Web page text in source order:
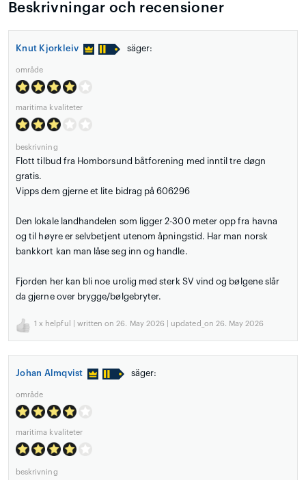
Beskrivningar och recensioner
Knut Kjorkleiv säger:
område
maritima kvaliteter
beskrivning
Flott tilbud fra Homborsund båtforening med inntil tre døgn
gratis.
Vipps dem gjerne et lite bidrag på 606296
Den lokale landhandelen som ligger 2-300 meter opp fra havna
og til høyre er selvbetjent utenom åpningstid. Har man norsk
bankkort kan man låse seg inn og handle.
Fjorden her kan bli noe urolig med sterk SV vind og bølgene slår
da gjerne over brygge/bølgebryter.
1 x helpful | written on 26. May 2026 | updated_on 26. May 2026
Johan Almqvist säger:
område
maritima kvaliteter
beskrivning